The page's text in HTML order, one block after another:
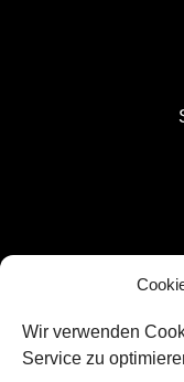
Wir verwenden
Service zu